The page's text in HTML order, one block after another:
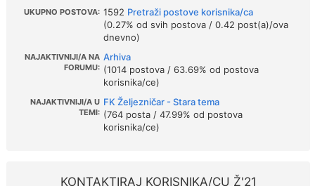
UKUPNO POSTOVA: 1592 Pretraži postove korisnika/ca
(0.27% od svih postova / 0.42 post(a)/ova
dnevno)
NAJAKTIVNIJI/A NA
FORUMU:
Arhiva
(1014 postova / 63.69% od postova
korisnika/ce)
NAJAKTIVNIJI/A U
TEMI:
FK Željezničar - Stara tema
(764 posta / 47.99% od postova
korisnika/ce)
KONTAKTIRAJ KORISNIKA/CU Ž'21